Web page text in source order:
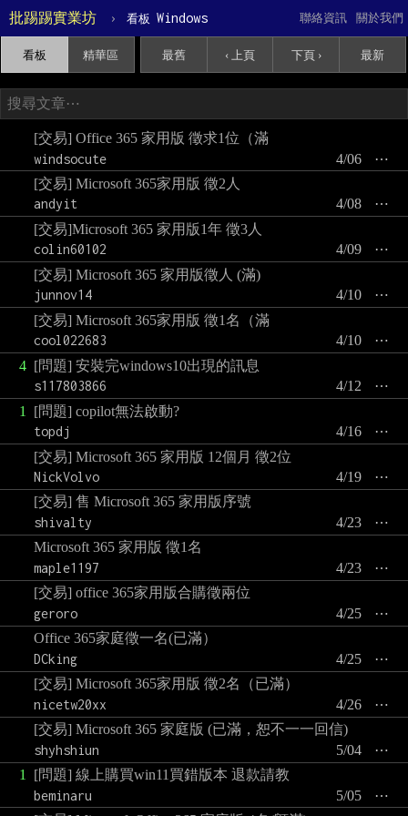
批踢踢實業坊 › 看板 Windows 關於我們
聯絡資訊
看板 精華區 最舊 ‹ 上頁 下頁 › 最新
[交易] Office 365 家用版 徵求1位（滿
windsocute
⋯
4/06
[交易] Microsoft 365家用版 徵2人
andyit
⋯
4/08
[交易]Microsoft 365 家用版1年 徵3人
colin60102
⋯
4/09
[交易] Microsoft 365 家用版徵人 (滿)
junnov14
⋯
4/10
[交易] Microsoft 365家用版 徵1名（滿
cool022683
⋯
4/10
4 [問題] 安裝完windows10出現的訊息
s117803866
⋯
4/12
1
[問題] copilot無法啟動?
topdj
⋯
4/16
[交易] Microsoft 365 家用版 12個月 徵2位
NickVolvo
⋯
4/19
[交易] 售 Microsoft 365 家用版序號
shivalty
⋯
4/23
Microsoft 365 家用版 徵1名
maple1197
⋯
4/23
[交易] office 365家用版合購徵兩位
geroro
⋯
4/25
Office 365家庭徵一名(已滿）
DCking
⋯
4/25
[交易] Microsoft 365家用版 徵2名（已滿）
nicetw20xx
⋯
4/26
[交易] Microsoft 365 家庭版 (已滿，恕不一一回信)
shyhshiun
⋯
5/04
1
[問題] 線上購買win11買錯版本 退款請教
beminaru
⋯
5/05